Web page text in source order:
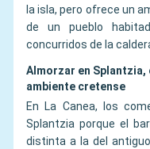
la isla, pero ofrece un
de un pueblo
concurridos de la
Almorzar en
ambiente cretense
En La Canea, los
Splantzia porque el
distinta a la del